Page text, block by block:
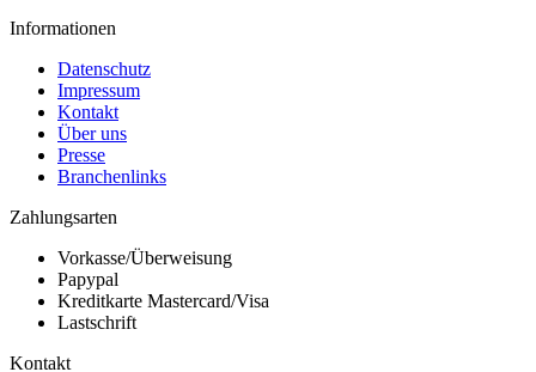
Informationen
Datenschutz
Impressum
Kontakt
Über uns
Presse
Branchenlinks
Zahlungsarten
Vorkasse/Überweisung
Papypal
Kreditkarte Mastercard/Visa
Lastschrift
Kontakt